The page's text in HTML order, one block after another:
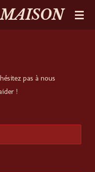
pas à nous
!